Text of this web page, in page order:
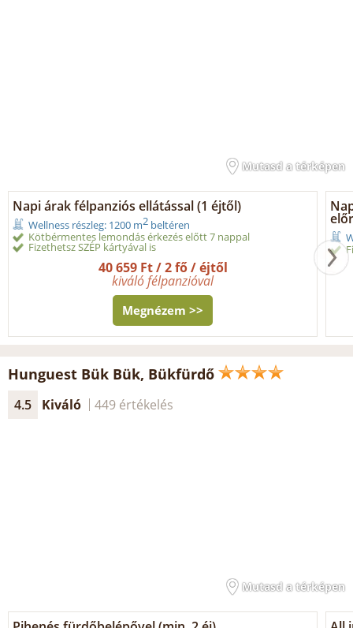
Mutasd a térképen
Napi árak félpanziós ellátással (1 éjtől)
Wellness részleg: 1200 m2 beltéren
Kötbérmentes lemondás érkezés előtt 7 nappal
Fizethetsz SZÉP kártyával is
40 659 Ft / 2 fő / éjtől
kiváló félpanzióval
Megnézem >>
Hunguest Bük Bük, Bükfürdő
4.5 Kiváló 449 értékelés
Mutasd a térképen